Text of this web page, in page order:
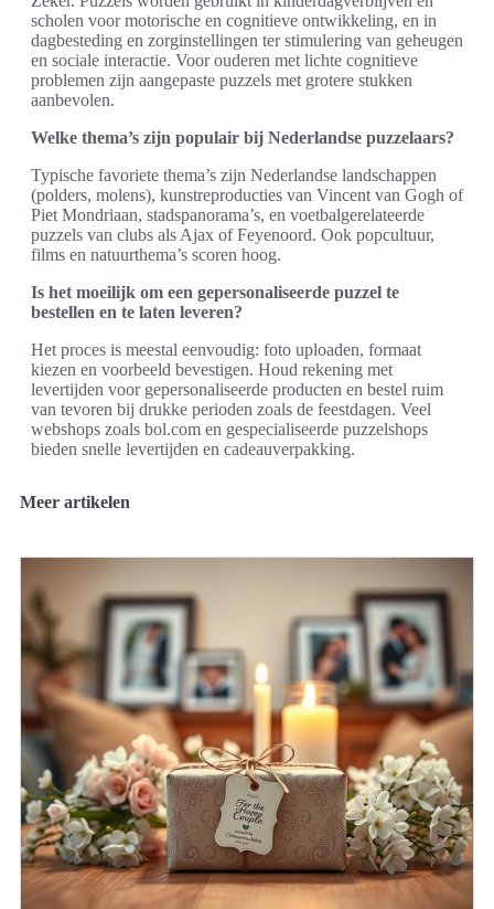
scholen voor motorische en cognitieve ontwikkeling, en in
dagbesteding en zorginstellingen ter stimulering van geheugen
en sociale interactie. Voor ouderen met lichte cognitieve
problemen zijn aangepaste puzzels met grotere stukken
aanbevolen.
Welke thema’s zijn populair bij Nederlandse puzzelaars?
Typische favoriete thema’s zijn Nederlandse landschappen
(polders, molens), kunstreproducties van Vincent van Gogh of
Piet Mondriaan, stadspanorama’s, en voetbalgerelateerde
puzzels van clubs als Ajax of Feyenoord. Ook popcultuur,
films en natuurthema’s scoren hoog.
Is het moeilijk om een gepersonaliseerde puzzel te
bestellen en te laten leveren?
Het proces is meestal eenvoudig: foto uploaden, formaat
kiezen en voorbeeld bevestigen. Houd rekening met
levertijden voor gepersonaliseerde producten en bestel ruim
van tevoren bij drukke perioden zoals de feestdagen. Veel
webshops zoals bol.com en gespecialiseerde puzzelshops
bieden snelle levertijden en cadeauverpakking.
Meer artikelen